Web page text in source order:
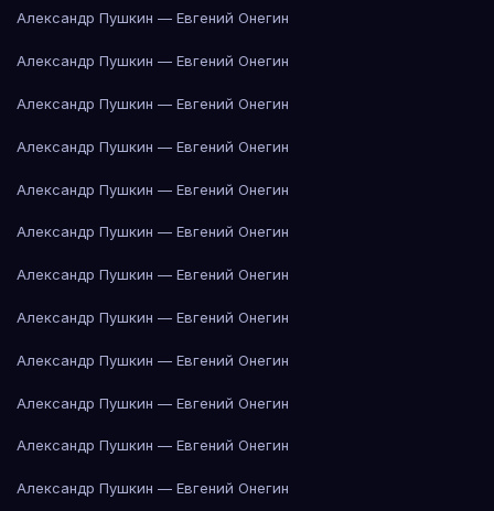
Александр Пушкин — Евгений Онегин
Александр Пушкин — Евгений Онегин
Александр Пушкин — Евгений Онегин
Александр Пушкин — Евгений Онегин
Александр Пушкин — Евгений Онегин
Александр Пушкин — Евгений Онегин
Александр Пушкин — Евгений Онегин
Александр Пушкин — Евгений Онегин
Александр Пушкин — Евгений Онегин
Александр Пушкин — Евгений Онегин
Александр Пушкин — Евгений Онегин
Александр Пушкин — Евгений Онегин